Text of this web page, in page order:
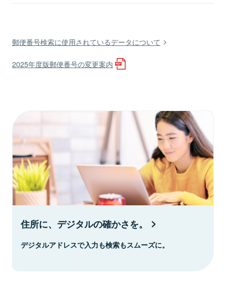
郵便番号検索に使用されているデータについて
2025年度版郵便番号の変更案内
住所に、デジタルの確かさを。
デジタルアドレスで入力も検索もスムーズに。